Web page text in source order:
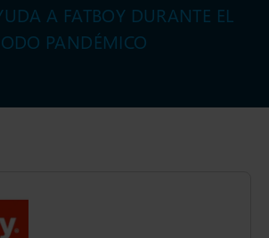
A FATBOY DURANTE EL
PANDÉMICO